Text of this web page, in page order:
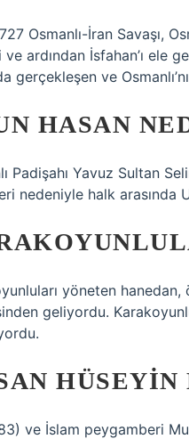
Osmanlı-İran Savaşı,
ardından İsfahan’ı ele
gerçekleşen ve
HASAN
Padişahı Yavuz Sultan
nedeniyle halk arasında
yöneten
geliyordu.
HÜSEYIN
ve İslam peygamberi